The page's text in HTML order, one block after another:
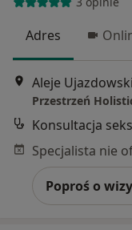
Adres
Aleje
Konsultacja
Poproś o